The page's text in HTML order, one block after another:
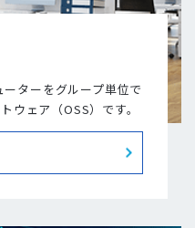
ターをグループ単位で
ウェア（OSS）です。